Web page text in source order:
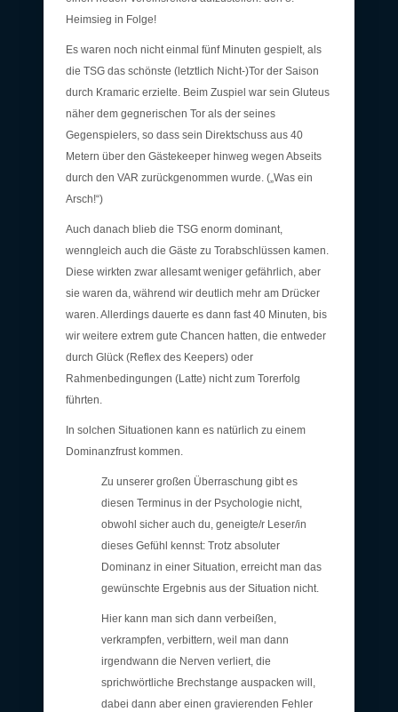
Heimsieg in Folge!
Es waren noch nicht einmal fünf Minuten gespielt, als
die TSG das schönste (letztlich Nicht-)Tor der Saison
durch Kramaric erzielte. Beim Zuspiel war sein Gluteus
näher dem gegnerischen Tor als der seines
Gegenspielers, so dass sein Direktschuss aus 40
Metern über den Gästekeeper hinweg wegen Abseits
durch den VAR zurückgenommen wurde. („Was ein
Arsch!“)
Auch danach blieb die TSG enorm dominant,
wenngleich auch die Gäste zu Torabschlüssen kamen.
Diese wirkten zwar allesamt weniger gefährlich, aber
sie waren da, während wir deutlich mehr am Drücker
waren. Allerdings dauerte es dann fast 40 Minuten, bis
wir weitere extrem gute Chancen hatten, die entweder
durch Glück (Reflex des Keepers) oder
Rahmenbedingungen (Latte) nicht zum Torerfolg
führten.
In solchen Situationen kann es natürlich zu einem
Dominanzfrust kommen.
Zu unserer großen Überraschung gibt es
diesen Terminus in der Psychologie nicht,
obwohl sicher auch du, geneigte/r Leser/in
dieses Gefühl kennst: Trotz absoluter
Dominanz in einer Situation, erreicht man das
gewünschte Ergebnis aus der Situation nicht.
Hier kann man sich dann verbeißen,
verkrampfen, verbittern, weil man dann
irgendwann die Nerven verliert, die
sprichwörtliche Brechstange auspacken will,
dabei dann aber einen gravierenden Fehler